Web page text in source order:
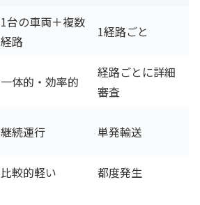
1台の車両＋複数
経路
1経路ごと
一体的・効率的
経路ごとに詳細
審査
継続運行 単発輸送
比較的軽い 都度発生